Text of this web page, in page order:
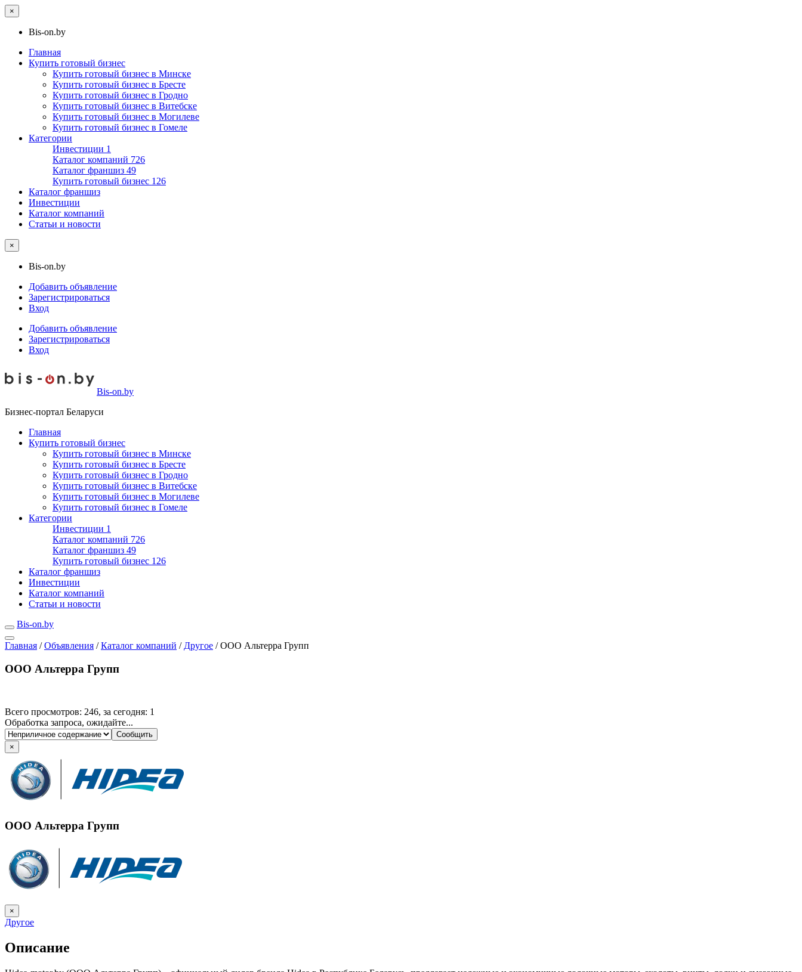
×
Bis-on.by
Главная
Купить готовый бизнес
Купить готовый бизнес в Минске
Купить готовый бизнес в Бресте
Купить готовый бизнес в Гродно
Купить готовый бизнес в Витебске
Купить готовый бизнес в Могилеве
Купить готовый бизнес в Гомеле
Категории
Инвестиции 1
Каталог компаний 726
Каталог франшиз 49
Купить готовый бизнес 126
Каталог франшиз
Инвестиции
Каталог компаний
Статьи и новости
×
Bis-on.by
Добавить объявление
Зарегистрироваться
Вход
Добавить объявление
Зарегистрироваться
Вход
Bis-on.by
Бизнес-портал Беларуси
Главная
Купить готовый бизнес
Купить готовый бизнес в Минске
Купить готовый бизнес в Бресте
Купить готовый бизнес в Гродно
Купить готовый бизнес в Витебске
Купить готовый бизнес в Могилеве
Купить готовый бизнес в Гомеле
Категории
Инвестиции 1
Каталог компаний 726
Каталог франшиз 49
Купить готовый бизнес 126
Каталог франшиз
Инвестиции
Каталог компаний
Статьи и новости
Bis-on.by
Главная / Объявления / Каталог компаний / Другое /ООО Альтерра Групп
ООО Альтерра Групп
Всего просмотров: 246, за сегодня: 1
Обработка запроса, ожидайте...
×
ООО Альтерра Групп
×
Другое
Описание